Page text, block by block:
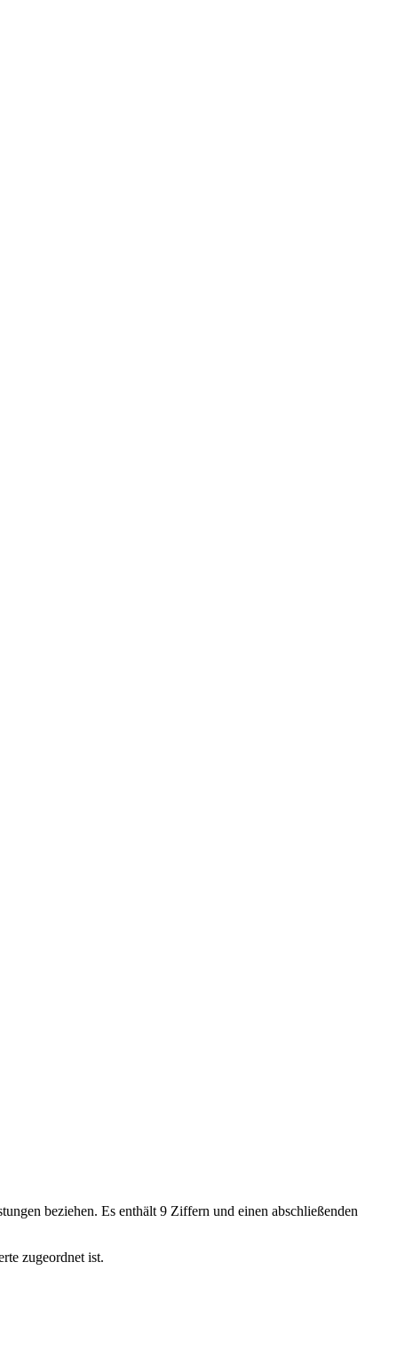
beziehen. Es enthält 9 Ziffern und einen abschließenden
zugeordnet ist.